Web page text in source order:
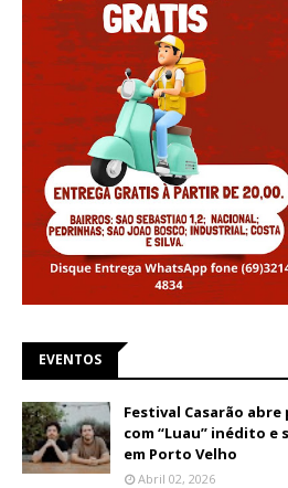
EVENTOS
Festival Casarão
com “Luau” inédito e
em Porto Velho
Abril 02, 2026